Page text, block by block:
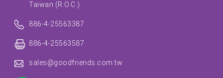
Taiwan (R.O.C.)
886-4-25563387
886-4-25563587
sales@goodfriends.com.tw